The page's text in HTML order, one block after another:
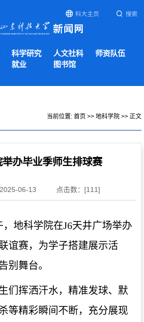
科大主页 搜索
科学研究 人文社科
师资队伍
就业 图书馆
当前位置: 首页 >> 地科学院 >> 正文
办毕业季师生排球赛
06-13 点击数：[111]
，地科学院在J6天井广场举办
谊赛，为学子搭建展示活
别舞台。
们挥洒汗水，精准发球、默
等精彩瞬间不断，充分展现